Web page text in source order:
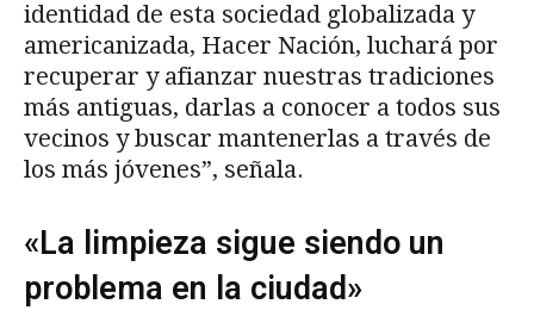
identidad de esta sociedad globalizada y
americanizada, Hacer Nación, luchará por
recuperar y afianzar nuestras tradiciones
más antiguas, darlas a conocer a todos sus
vecinos y buscar mantenerlas a través de
los más jóvenes”, señala.
«La limpieza sigue siendo un
problema en la ciudad»